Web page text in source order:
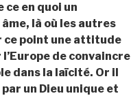
en quoi un
là où les autres
ce point une attitude
de convaincre
dans la laïcité. Or il
un Dieu unique et